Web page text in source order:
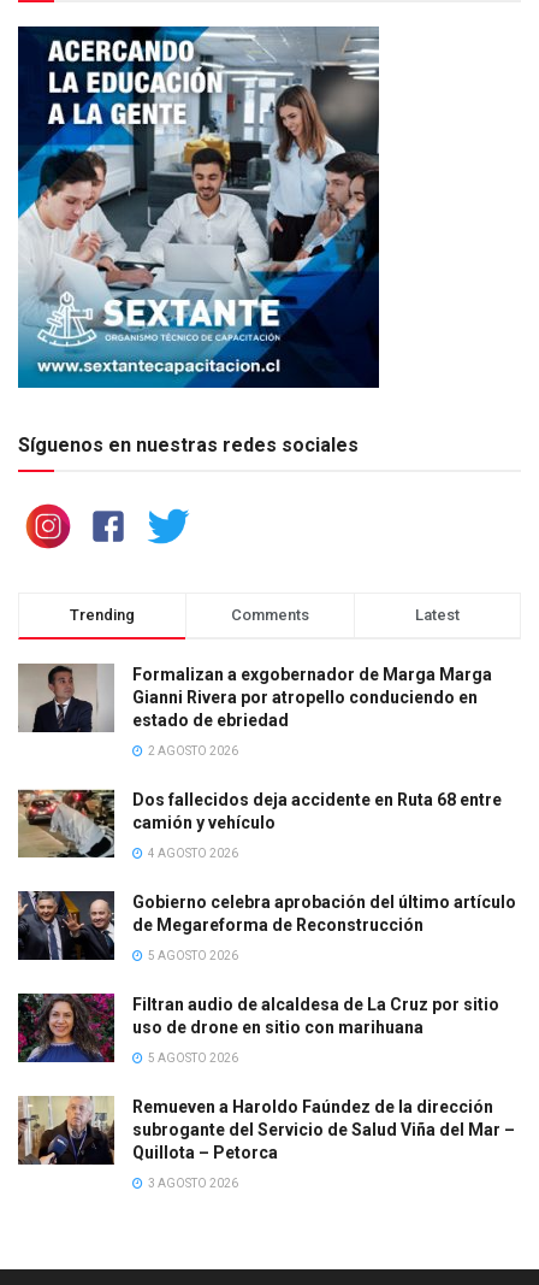
Síguenos en nuestras redes sociales
Trending Comments Latest
Formalizan a exgobernador de Marga Marga
Gianni Rivera por atropello conduciendo en
estado de ebriedad
2 AGOSTO 2026
Dos fallecidos deja accidente en Ruta 68 entre
camión y vehículo
4 AGOSTO 2026
Gobierno celebra aprobación del último artículo
de Megareforma de Reconstrucción
5 AGOSTO 2026
Filtran audio de alcaldesa de La Cruz por sitio
uso de drone en sitio con marihuana
5 AGOSTO 2026
Remueven a Haroldo Faúndez de la dirección
subrogante del Servicio de Salud Viña del Mar –
Quillota – Petorca
3 AGOSTO 2026